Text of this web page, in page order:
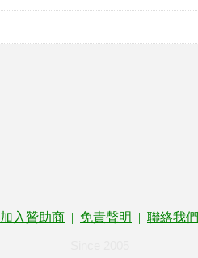
加入贊助商 | 免責聲明 | 聯絡我們